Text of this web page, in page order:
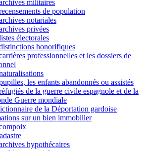
militaires
de population
notariales
privées
électorales
honorifiques
professionnelles et les dossiers de
les enfants abandonnés ou assistés
de la guerre civile espagnole et de la
Guerre mondiale
de la Déportation gardoise
sur un bien immobilier
hypothécaires